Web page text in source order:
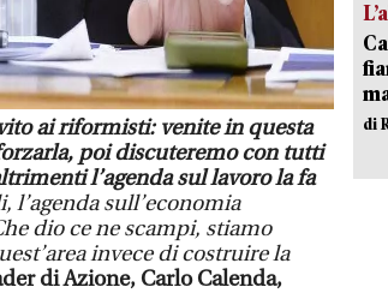
ai riformisti: venite in questa
poi discuteremo con tutti
l’agenda sul lavoro la fa
l’agenda sull’economia
dio ce ne scampi, stiamo
invece di costruire la
di Azione, Carlo Calenda,
di